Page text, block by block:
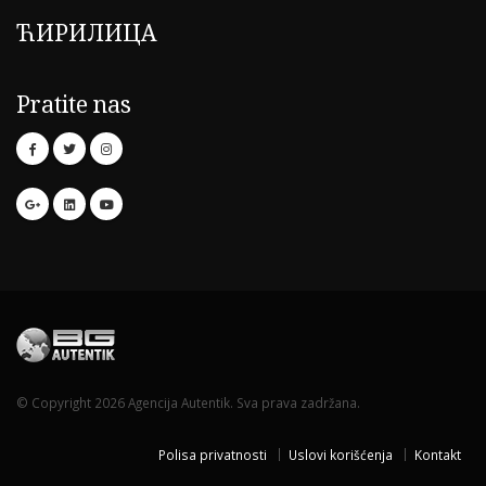
ЋИРИЛИЦА
Pratite nas
© Copyright 2026 Agencija Autentik. Sva prava zadržana.
Polisa privatnosti Uslovi korišćenja Kontakt